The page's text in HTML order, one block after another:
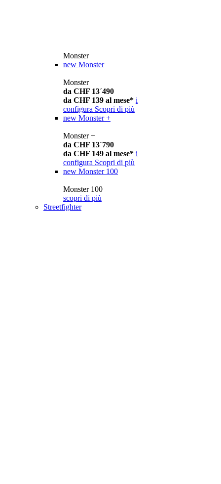
Monster
new Monster
Monster
da CHF 13´490
da CHF 139 al mese* i
configura Scopri di più
new Monster +
Monster +
da CHF 13´790
da CHF 149 al mese* i
configura Scopri di più
new Monster 100
Monster 100
scopri di più
Streetfighter